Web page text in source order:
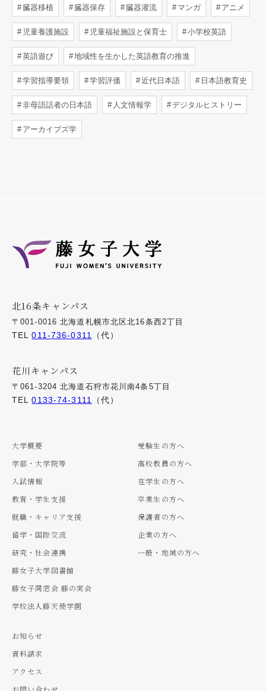
臓器移植 臓器保存 臓器灌流 マンガ アニメ
児童養護施設 児童福祉施設と保育士 小学校英語
英語遊び 地域性を生かした英語教育の推進
学習指導要領 学習評価 近代日本語 日本語教育史
非母語話者の日本語 人文情報学 デジタルヒストリー
アーカイブズ学
北16条キャンパス
〒001-0016 北海道札幌市北区北16条西2丁目
TEL011-736-0311 （代）
花川キャンパス
〒061-3204 北海道石狩市花川南4条5丁目
TEL0133-74-3111 （代）
大学概要
学部・大学院等
入試情報
教育・学生支援
就職・キャリア支援
留学・国際交流
研究・社会連携
藤女子大学図書館
藤女子同窓会 藤の実会
学校法人藤天使学園
受験生の方へ
高校教員の方へ
在学生の方へ
卒業生の方へ
保護者の方へ
企業の方へ
一般・地域の方へ
お知らせ
資料請求
アクセス
お問い合わせ